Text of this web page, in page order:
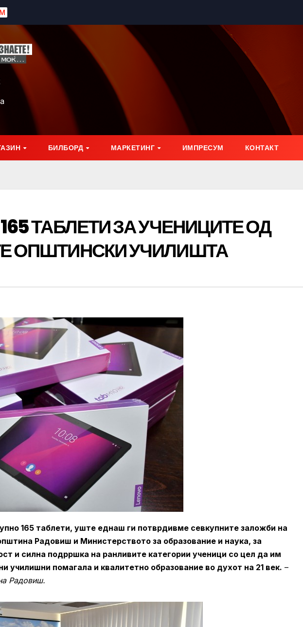
БИЛБОРД МАРКЕТИНГ ИМПРЕСУМ КОНТАКТ
ТАБЛЕТИ ЗА УЧЕНИЦИТЕ ОД
ОПШТИНСКИ УЧИЛИШТА
165 таблети, уште еднаш ги потврдивме севкупните заложби на
Радовиш и Министерството за образование и наука, за
и силна подрршка на ранливите категории ученици со цел да им
училишни помагала и квалитетно образование во духот на 21 век. –
Радовиш.